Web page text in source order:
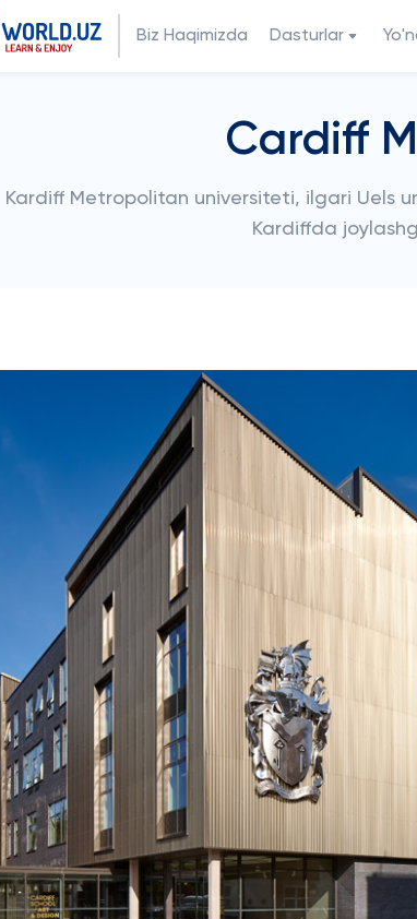
Biz Haqimizda Dasturlar
Cardiff
Kardiff Metropolitan universiteti, ilgari Uels
Kardiffda